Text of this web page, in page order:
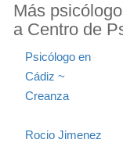
Más
a Centro de
Psicólogo en
Cádiz ~
Creanza
Rocio Jimenez